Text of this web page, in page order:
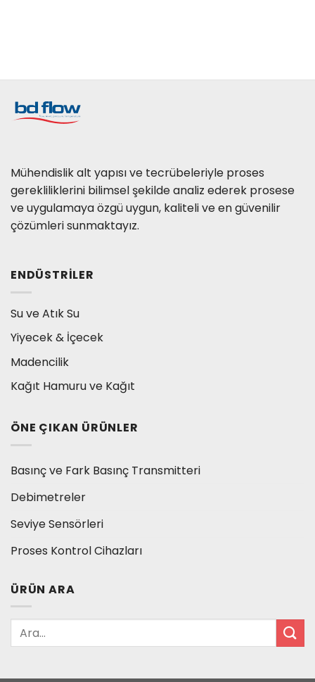
Mühendislik alt yapısı ve tecrübeleriyle proses
gerekliliklerini bilimsel şekilde analiz ederek prosese
ve uygulamaya özgü uygun, kaliteli ve en güvenilir
çözümleri sunmaktayız.
ENDÜSTRILER
Su ve Atık Su
Yiyecek & İçecek
Madencilik
Kağıt Hamuru ve Kağıt
ÖNE ÇIKAN ÜRÜNLER
Basınç ve Fark Basınç Transmitteri
Debimetreler
Seviye Sensörleri
Proses Kontrol Cihazları
ÜRÜN ARA